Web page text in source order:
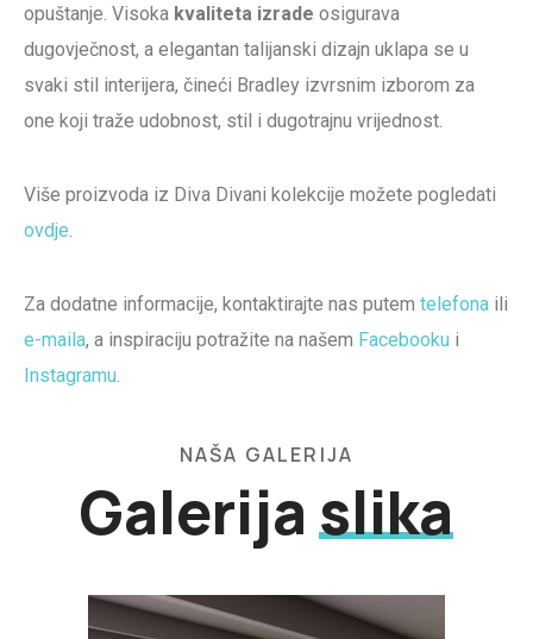
opuštanje. Visoka kvaliteta izrade osigurava
dugovječnost, a elegantan talijanski dizajn uklapa se u
svaki stil interijera, čineći Bradley izvrsnim izborom za
one koji traže udobnost, stil i dugotrajnu vrijednost.
Više proizvoda iz Diva Divani kolekcije možete pogledati
ovdje.
Za dodatne informacije, kontaktirajte nas putem telefona ili
e-maila, a inspiraciju potražite na našem Facebooku i
Instagramu.
NAŠA GALERIJA
Galerijaslika